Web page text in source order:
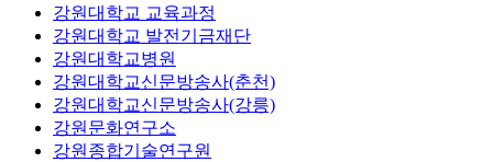
강원대학교 교육과정
강원대학교 발전기금재단
강원대학교병원
강원대학교신문방송사(춘천)
강원대학교신문방송사(강릉)
강원문화연구소
강원종합기술연구원